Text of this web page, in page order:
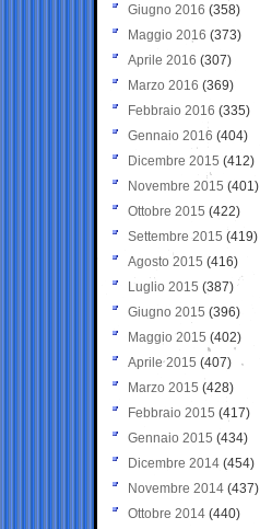
Giugno 2016 (358)
Maggio 2016 (373)
Aprile 2016 (307)
Marzo 2016 (369)
Febbraio 2016 (335)
Gennaio 2016 (404)
Dicembre 2015 (412)
Novembre 2015 (401)
Ottobre 2015 (422)
Settembre 2015 (419)
Agosto 2015 (416)
Luglio 2015 (387)
Giugno 2015 (396)
Maggio 2015 (402)
Aprile 2015 (407)
Marzo 2015 (428)
Febbraio 2015 (417)
Gennaio 2015 (434)
Dicembre 2014 (454)
Novembre 2014 (437)
Ottobre 2014 (440)